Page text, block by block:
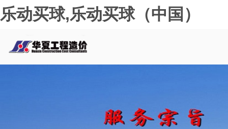
乐动买球,乐动买球（中国）